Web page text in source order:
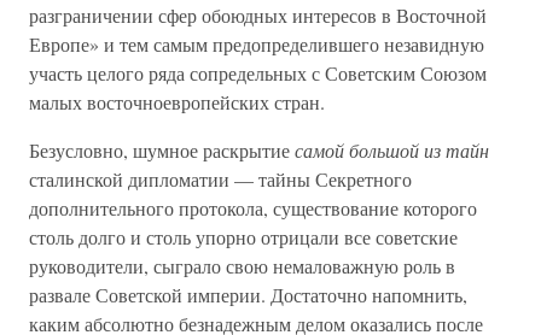
разграничении сфер обоюдных интересов в Восточной
Европе» и тем самым предопределившего незавидную
участь целого ряда сопредельных с Советским Союзом
малых восточноевропейских стран.
Безусловно, шумное раскрытиесамой большой из тайн
сталинской дипломатии — тайны Секретного
дополнительного протокола, существование которого
столь долго и столь упорно отрицали все советские
руководители, сыграло свою немаловажную роль в
развале Советской империи. Достаточно напомнить,
каким абсолютно безнадежным делом оказались после